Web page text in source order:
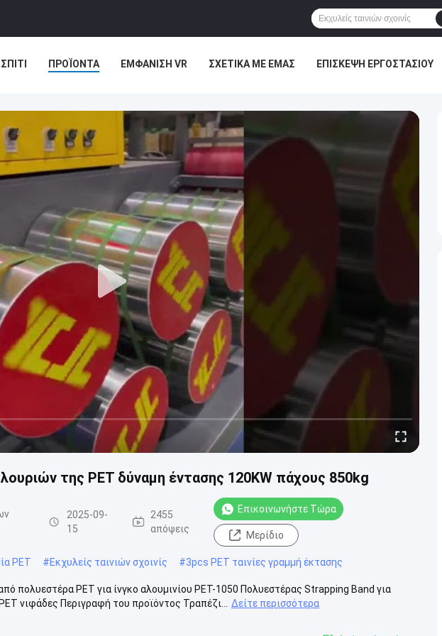
ΣΠΊΤΙ ΠΡΟΪΌΝΤΑ ΕΜΦΆΝΙΣΗ VR ΣΧΕΤΙΚΆ ΜΕ ΕΜΆΣ ΕΠΙΣΚΕΨΉ ΕΡΓΟΣΤΑΣΊΟΥ
της PET δύναμη έντασης 120KW πάχους 850kg
2025-09-
15
2455
απόψεις
Επικοινωνήστε Τώρα
Μερίδιο
PET #Εκχυλείς ταινιών σχοινίς #3pcs PET ταινίες γραμμή έκτασης
πολυεστέρα PET για ίνγκο αλουμινίου PET-1050 Πολυεστέρας Strapping Band για
νιφάδες Περιγραφή του προϊόντος Τραπέζι...
Δείτε περισσότερα